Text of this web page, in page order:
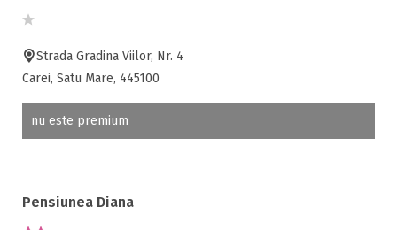
Strada Gradina Viilor, Nr. 4
Carei, Satu Mare, 445100
nu este premium
Pensiunea Diana